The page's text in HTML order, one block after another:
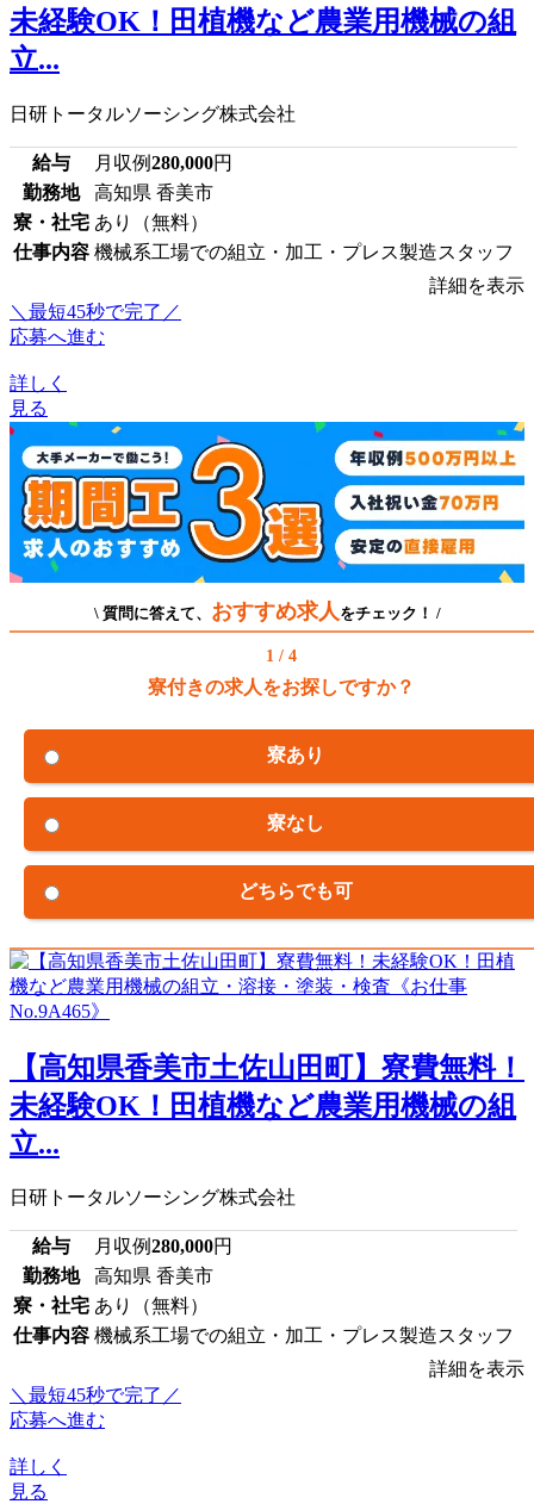
未経験OK！田植機など農業用機械の組
立...
日研トータルソーシング株式会社
給与 月収例280,000円
勤務地
高知県 香美市
寮・社宅 あり（無料）
仕事内容 機械系工場での組立・加工・プレス製造スタッフ
詳細を表示
＼最短45秒で完了／
応募へ進む
詳しく
見る
\ 質問に答えて、 おすすめ求人 をチェック！ /
1 / 4
寮付きの求人をお探しですか？
寮あり
寮なし
どちらでも可
【高知県香美市土佐山田町】寮費無料！
未経験OK！田植機など農業用機械の組
立...
日研トータルソーシング株式会社
給与 月収例280,000円
勤務地
高知県 香美市
寮・社宅 あり（無料）
仕事内容 機械系工場での組立・加工・プレス製造スタッフ
詳細を表示
＼最短45秒で完了／
応募へ進む
詳しく
見る